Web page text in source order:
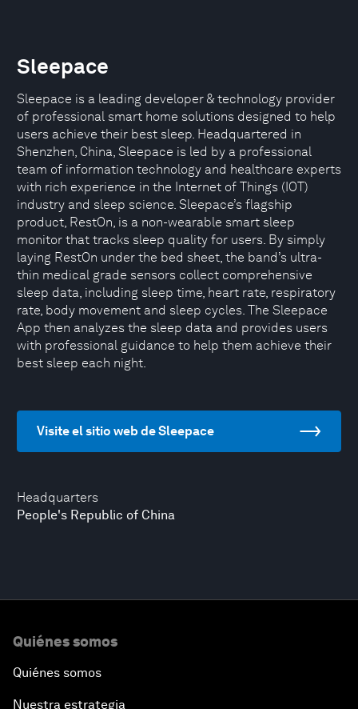
Headquarters
People's Republic of China
Sleepace
Sleepace is a leading developer & technology provider
of professional smart home solutions designed to help
users achieve their best sleep. Headquartered in
Shenzhen, China, Sleepace is led by a professional
team of information technology and healthcare experts
with rich experience in the Internet of Things (IOT)
industry and sleep science. Sleepace’s flagship
product, RestOn, is a non-wearable smart sleep
monitor that tracks sleep quality for users. By simply
laying RestOn under the bed sheet, the band’s ultra-
thin medical grade sensors collect comprehensive
sleep data, including sleep time, heart rate, respiratory
rate, body movement and sleep cycles. The Sleepace
App then analyzes the sleep data and provides users
with professional guidance to help them achieve their
best sleep each night.
Visite el sitio web de Sleepace
Quiénes somos
Quiénes somos
Nuestra estrategia